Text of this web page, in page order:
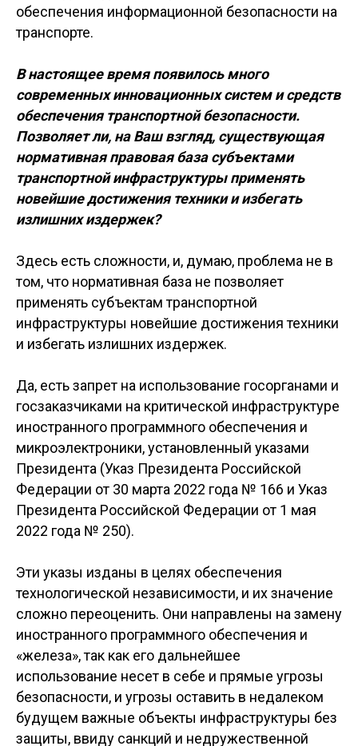
обеспечения информационной безопасности на
транспорте.
В настоящее время появилось много
современных инновационных систем и средств
обеспечения транспортной безопасности.
Позволяет ли, на Ваш взгляд, существующая
нормативная правовая база субъектами
транспортной инфраструктуры применять
новейшие достижения техники и избегать
излишних издержек?
Здесь есть сложности, и, думаю, проблема не в
том, что нормативная база не позволяет
применять субъектам транспортной
инфраструктуры новейшие достижения техники
и избегать излишних издержек.
Да, есть запрет на использование госорганами и
госзаказчиками на критической инфраструктуре
иностранного программного обеспечения и
микроэлектроники, установленный указами
Президента (Указ Президента Российской
Федерации от 30 марта 2022 года № 166 и Указ
Президента Российской Федерации от 1 мая
2022 года № 250).
Эти указы изданы в целях обеспечения
технологической независимости, и их значение
сложно переоценить. Они направлены на замену
иностранного программного обеспечения и
«железа», так как его дальнейшее
использование несет в себе и прямые угрозы
безопасности, и угрозы оставить в недалеком
будущем важные объекты инфраструктуры без
защиты, ввиду санкций и недружественной